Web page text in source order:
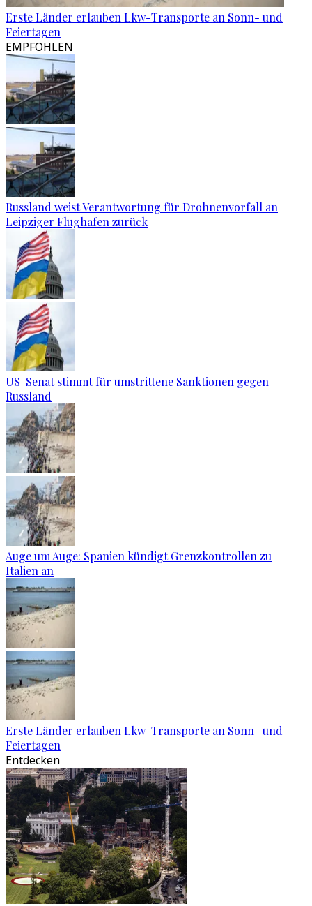
Erste Länder erlauben Lkw-Transporte an Sonn- und
Feiertagen
EMPFOHLEN
Russland weist Verantwortung für Drohnenvorfall an
Leipziger Flughafen zurück
US-Senat stimmt für umstrittene Sanktionen gegen
Russland
Auge um Auge: Spanien kündigt Grenzkontrollen zu
Italien an
Erste Länder erlauben Lkw-Transporte an Sonn- und
Feiertagen
Entdecken